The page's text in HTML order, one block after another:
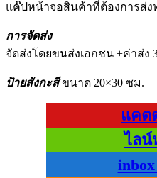
แค๊ปหน้าจอสินค้าที่ต้องการส่ง
การจัดส่ง
จัดส่งโดยขนส่งเอกชน +ค่าส่ง
ป้ายสังกะสีขนาด 20×30 ซม.
แคต
ไลน์